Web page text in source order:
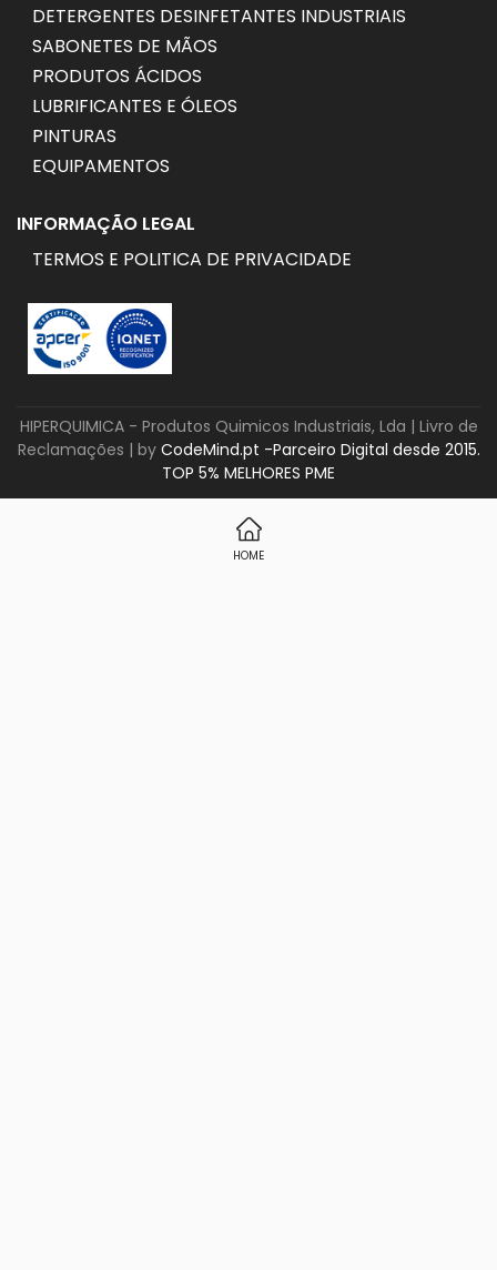
DETERGENTES DESINFETANTES INDUSTRIAIS
SABONETES DE MÃOS
PRODUTOS ÁCIDOS
LUBRIFICANTES E ÓLEOS
PINTURAS
EQUIPAMENTOS
INFORMAÇÃO LEGAL
TERMOS E POLITICA DE PRIVACIDADE
HIPERQUIMICA - Produtos Quimicos Industriais, Lda | Livro de
Reclamações | by CodeMind.pt -Parceiro Digital desde 2015.
TOP 5% MELHORES PME
HOME